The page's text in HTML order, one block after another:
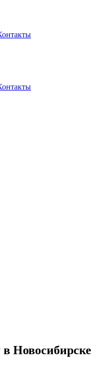
в Новосибирске